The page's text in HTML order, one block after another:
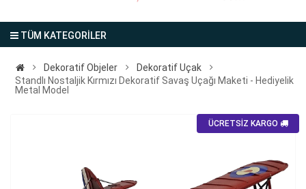
TÜM KATEGORİLER
Dekoratif Objeler
Dekoratif Uçak
Standlı Nostaljik Kırmızı Dekoratif Savaş Uçağı Maketi - Hediyelik
Metal Model
ÜCRETSİZ KARGO